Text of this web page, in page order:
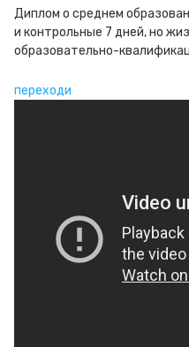
Диплом о среднем
и контрольные 7 дней, но
образовательно-
переходи